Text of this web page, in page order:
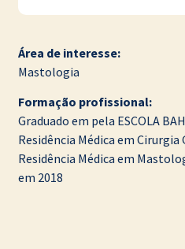
Área de interesse:
Mastologia
Formação profissional:
Graduado em pela ESCOLA
Residência Médica em Cirurgia
Residência Médica em
em 2018